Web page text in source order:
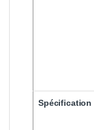
Spécification